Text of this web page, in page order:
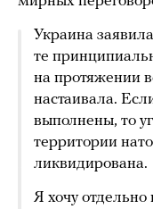
Украина
те
на протяжении
настаивала.
выполнены, то
территории
ликвидирована.
Я хочу отдельно